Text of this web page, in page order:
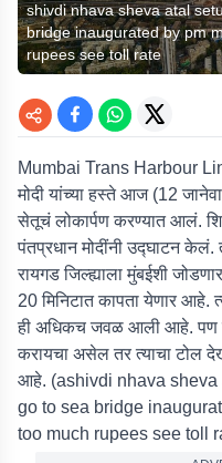
shivdi nhava sheva atal
bridge inaugurated by pm
rupees see toll rate
Mumbai Trans Harbour
मोदी यांच्या हस्ते आज (12
सेतूचं लोकार्पण करण्यात आलं.
पंतप्रधान मोदींनी उद्घाटन केलं.
रायगड जिल्ह्याला मुंबईशी
20 मिनिटात कापता येणार आहे.
ही अधिकच जवळ आली आहे. पण
करायचा असेल तर त्याचा टोल
आहे. (ashivdi nhava sheva
go to sea bridge
too much rupees see toll